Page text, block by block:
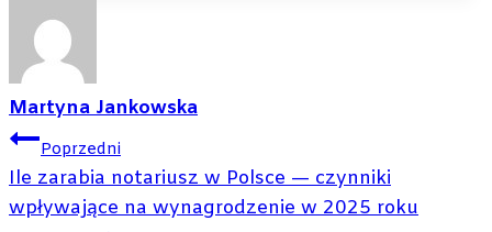
Martyna Jankowska
Nawigacja
Wpisu
Poprzedni
Ile zarabia notariusz w Polsce — czynniki
wpływające na wynagrodzenie w 2025 roku